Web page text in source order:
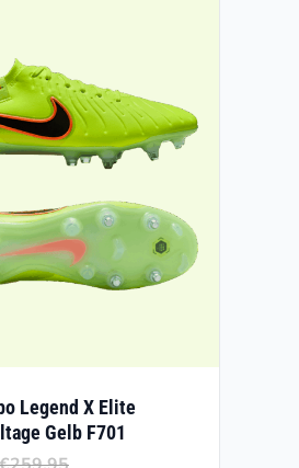
Legend X Elite
Gelb F701